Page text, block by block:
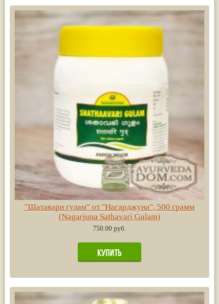
"Шатавари гулам" от "Нагарджуна", 500 грамм
(Nagarjuna Sathavari Gulam)
750.00 руб.